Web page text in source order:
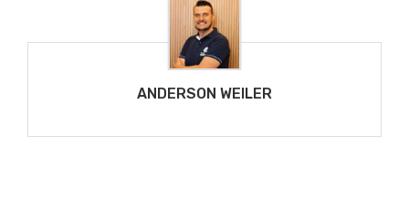
ANDERSON WEILER